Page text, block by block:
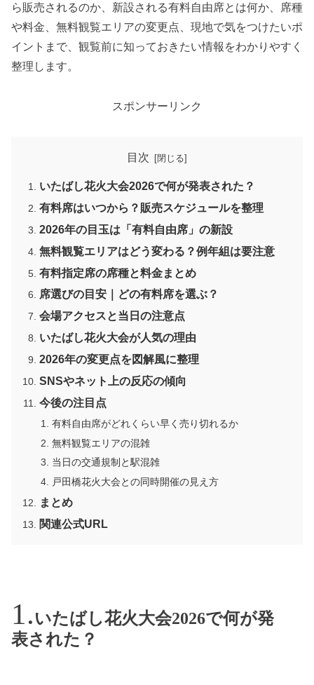
ら販売されるのか、新設される有料自由席とは何か、席種
や料金、無料観覧エリアの変更点、現地で気をつけたいポ
イントまで、観覧前に知っておきたい情報をわかりやすく
整理します。
スポンサーリンク
目次
いたばし花火大会2026で何が発表された？
有料席はいつから？販売スケジュールを整理
2026年の目玉は「有料自由席」の新設
無料観覧エリアはどう変わる？例年組は要注意
有料指定席の席種と料金まとめ
席選びの目安｜どの有料席を選ぶ？
会場アクセスと当日の注意点
いたばし花火大会が人気の理由
2026年の変更点を図解風に整理
SNSやネット上の反応の傾向
今後の注目点
有料自由席がどれくらい早く売り切れるか
無料観覧エリアの混雑
当日の交通規制と駅混雑
戸田橋花火大会との同時開催の見え方
まとめ
関連公式URL
いたばし花火大会2026で何が発
表された？